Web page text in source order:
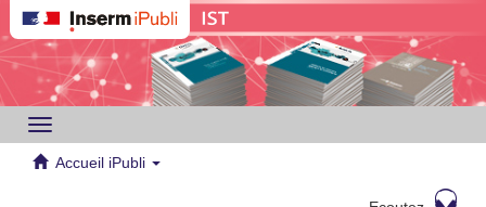
Toggle
navigation
Accueil iPubli